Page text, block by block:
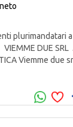
plurimandatari
DUE SRL
Viemme due